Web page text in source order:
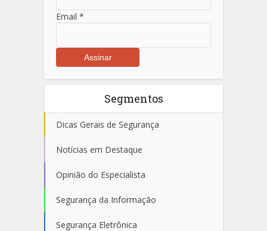
Email *
Segmentos
Dicas Gerais de Segurança
Notícias em Destaque
Opinião do Especialista
Segurança da Informação
Segurança Eletrônica